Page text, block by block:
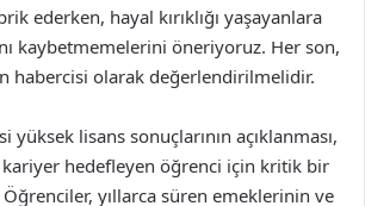
ederken, hayal kırıklığı yaşayanlara
kaybetmemelerini öneriyoruz. Her son,
habercisi olarak değerlendirilmelidir.
lisans sonuçlarının açıklanması,
hedefleyen öğrenci için kritik bir
Öğrenciler, yıllarca süren emeklerinin ve